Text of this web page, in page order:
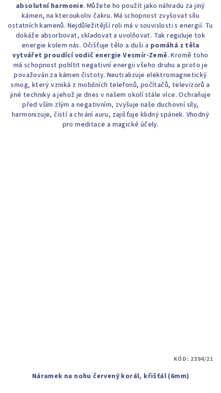
absolutní harmonie. Můžete ho použít jako náhradu za jiný
kámen, na kteroukoliv čakru. Má schopnost zvyšovat sílu
ostatních kamenů. Nejdůležitější roli má v souvislosti s energií. Tu
dokáže absorbovat, skladovat a uvolňovat. Tak reguluje tok
energie kolem nás. Očišťuje tělo a duši a pomáhá z těla
vytvářet proudící vodič energie Vesmír-Země. Kromě toho
má schopnost pohltit negativní energii všeho druhu a proto je
považován za kámen čistoty. Neutralizuje elektromagnetický
smog, který vzniká z mobilních telefonů, počítačů, televizorů a
jiné techniky a jehož je dnes v našem okolí stále více. Ochraňuje
před vším zlým a negativním, zvyšuje naše duchovní síly,
harmonizuje, čistí a chrání auru, zajišťuje klidný spánek. Vhodný
pro meditace a magické účely.
Náramek na nohu červený korál, křišťál (6mm)
KÓD: 2394/21